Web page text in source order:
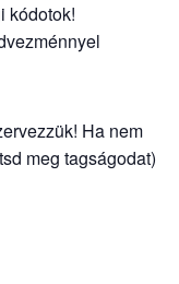
kódotok!
Ha nem
meg tagságodat)